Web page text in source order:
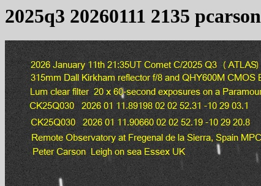
2025q3 20260111 2135 pcarson